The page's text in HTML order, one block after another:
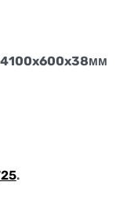
4100x600x38мм
.